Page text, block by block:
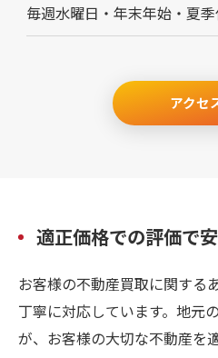
毎週水曜日・年末年始・夏
アクセ
適正価格での評価で
お客様の不動産買取に関する
丁寧に対応しています。地元
が、お客様の大切な不動産を